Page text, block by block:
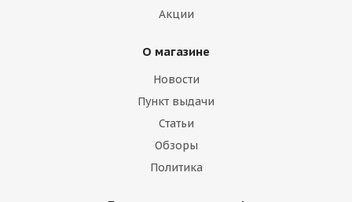
Акции
О магазине
Новости
Пункт выдачи
Статьи
Обзоры
Политика